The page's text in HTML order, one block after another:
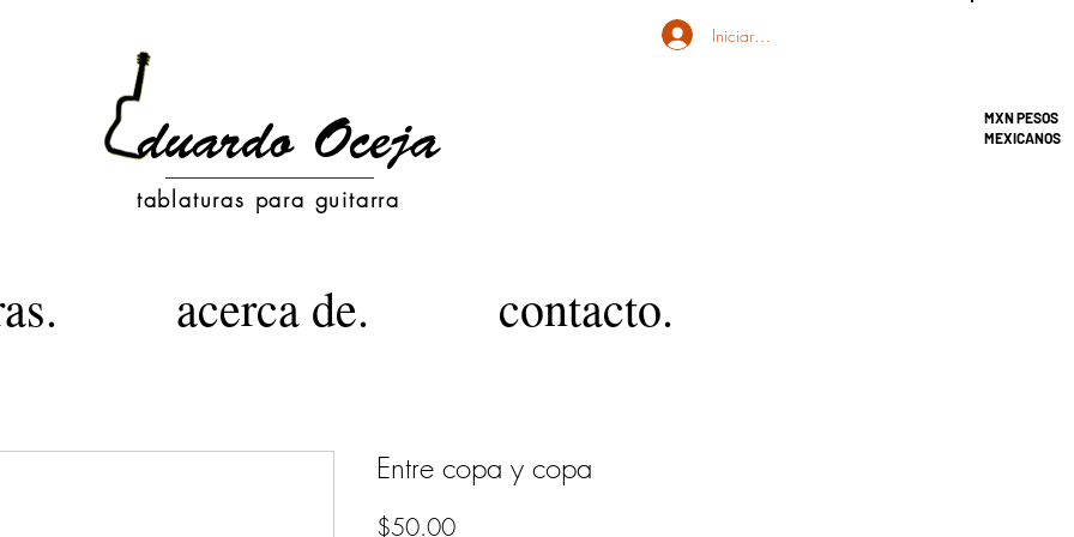
MXN PESOS
MEXICANOS
Iniciar sesión
tablaturas para guitarra
acerca de. contacto.
Entre copa y copa
$50.00Precio